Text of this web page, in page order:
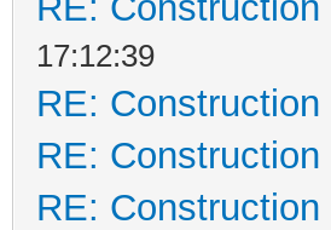
17:12:39
RE:
RE:
RE: